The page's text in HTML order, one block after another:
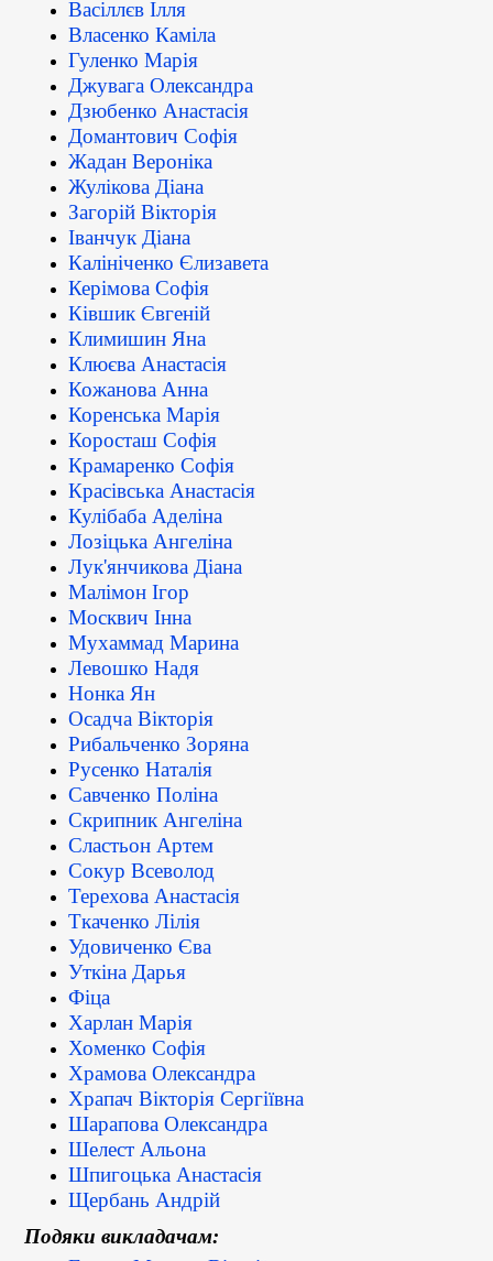
Васіллєв Ілля
Власенко Каміла
Гуленко Марія
Джувага Олександра
Дзюбенко Анастасія
Домантович Софія
Жадан Вероніка
Жулікова Діана
Загорій Вікторія
Іванчук Діана
Калініченко Єлизавета
Керімова Софія
Ківшик Євгеній
Климишин Яна
Клюєва Анастасія
Кожанова Анна
Коренська Марія
Коросташ Софія
Крамаренко Софія
Красівська Анастасія
Кулібаба Аделіна
Лозіцька Ангеліна
Лук'янчикова Діана
Малімон Ігор
Москвич Інна
Мухаммад Марина
Левошко Надя
Нонка Ян
Осадча Вікторія
Рибальченко Зоряна
Русенко Наталія
Савченко Поліна
Скрипник Ангеліна
Сластьон Артем
Сокур Всеволод
Терехова Анастасія
Ткаченко Лілія
Удовиченко Єва
Уткіна Дарья
Фіца
Харлан Марія
Хоменко Софія
Храмова Олександра
Храпач Вікторія Сергіївна
Шарапова Олександра
Шелест Альона
Шпигоцька Анастасія
Щербань Андрій
Подяки викладачам: